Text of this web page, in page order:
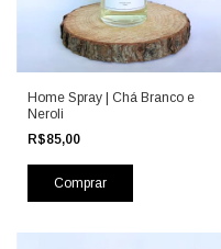
Home Spray | Chá Branco e
Neroli
R$85,00